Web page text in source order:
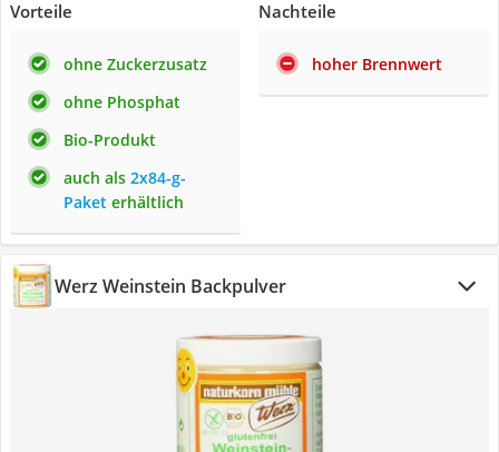
Vorteile
ohne Zuckerzusatz
ohne Phosphat
Bio-Produkt
auch als 2x84-g-
Paket erhältlich
Nachteile
hoher Brennwert
Werz Weinstein Backpulver